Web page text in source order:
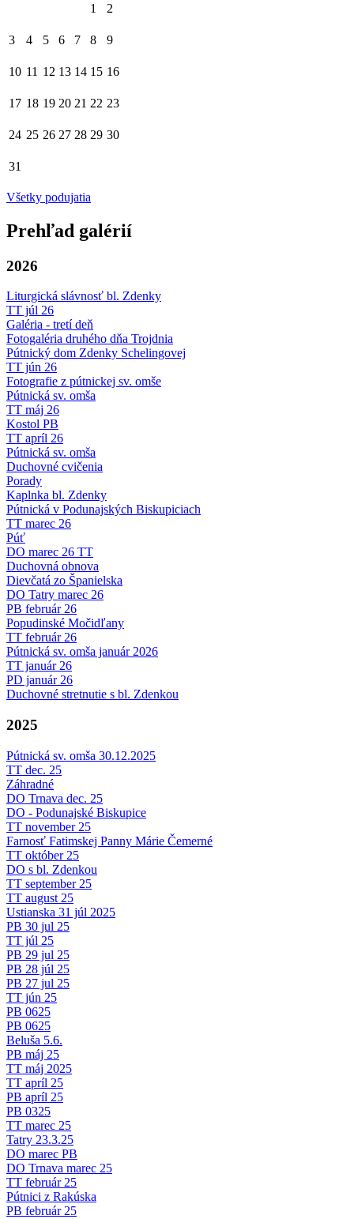
1
2
3 4 5 6 7 8 9
10 11 12 13 14 15 16
17 18 19 20 21 22 23
24 25 26 27 28 29 30
31
Všetky podujatia
Prehľad galérií
2026
Liturgická slávnosť bl. Zdenky
TT júl 26
Galéria - tretí deň
Fotogaléria druhého dňa Trojdnia
Pútnický dom Zdenky Schelingovej
TT jún 26
Fotografie z pútnickej sv. omše
Pútnická sv. omša
TT máj 26
Kostol PB
TT apríl 26
Pútnická sv. omša
Duchovné cvičenia
Porady
Kaplnka bl. Zdenky
Pútnická v Podunajských Biskupiciach
TT marec 26
Púť
DO marec 26 TT
Duchovná obnova
Dievčatá zo Španielska
DO Tatry marec 26
PB február 26
Popudinské Močidľany
TT február 26
Pútnická sv. omša január 2026
TT január 26
PD január 26
Duchovné stretnutie s bl. Zdenkou
2025
Pútnická sv. omša 30.12.2025
TT dec. 25
Záhradné
DO Trnava dec. 25
DO - Podunajské Biskupice
TT november 25
Farnosť Fatimskej Panny Márie Čemerné
TT október 25
DO s bl. Zdenkou
TT september 25
TT august 25
Ustianska 31 júl 2025
PB 30 jul 25
TT júl 25
PB 29 jul 25
PB 28 júl 25
PB 27 jul 25
TT jún 25
PB 0625
PB 0625
Beluša 5.6.
PB máj 25
TT máj 2025
TT apríl 25
PB apríl 25
PB 0325
TT marec 25
Tatry 23.3.25
DO marec PB
DO Trnava marec 25
TT február 25
Pútnici z Rakúska
PB február 25